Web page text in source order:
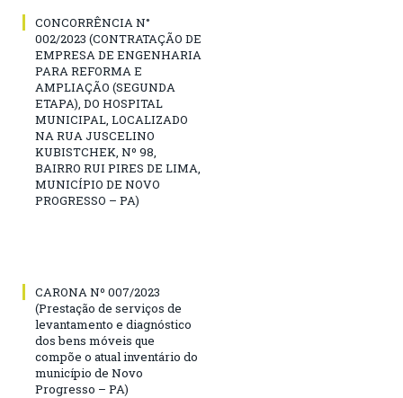
CONCORRÊNCIA N°
002/2023 (CONTRATAÇÃO DE
EMPRESA DE ENGENHARIA
PARA REFORMA E
AMPLIAÇÃO (SEGUNDA
ETAPA), DO HOSPITAL
MUNICIPAL, LOCALIZADO
NA RUA JUSCELINO
KUBISTCHEK, Nº 98,
BAIRRO RUI PIRES DE LIMA,
MUNICÍPIO DE NOVO
PROGRESSO – PA)
CARONA Nº 007/2023
(Prestação de serviços de
levantamento e diagnóstico
dos bens móveis que
compõe o atual inventário do
município de Novo
Progresso – PA)